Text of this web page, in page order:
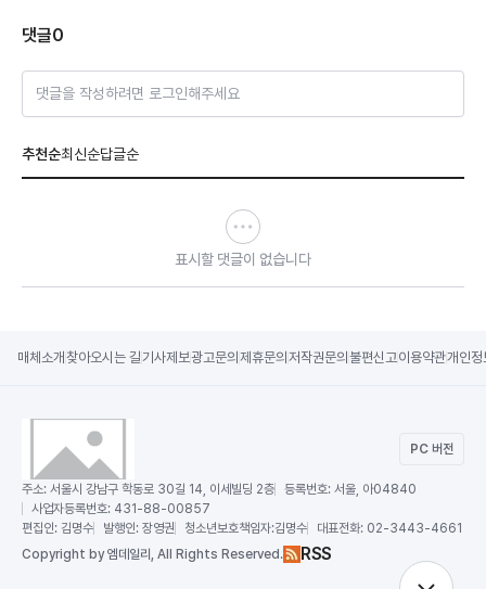
댓글0
댓글을 작성하려면 로그인해주세요
추천순최신순답글순
표시할 댓글이 없습니다
매체소개 찾아오시는 길기사제보광고문의 제휴문의 저작권문의 불편신고이용약관개인정
PC 버전
주소: 서울시 강남구 학동로 30길 14, 이세빌딩 2층 등록번호: 서울, 아04840
사업자등록번호: 431-88-00857
편집인: 김명수 발행인: 장영권 청소년보호책임자:김명수 대표전화: 02-3443-4661
Copyright by 엠데일리, All Rights Reserved. RSS